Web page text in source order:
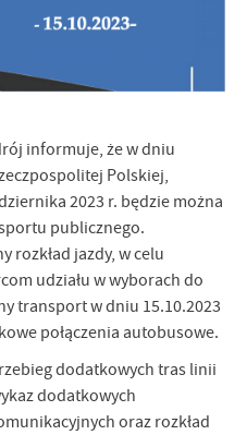
informuje, że w dniu
Polskiej,
2023 r. będzie można
publicznego.
rozkład jazdy, w celu
udziału w wyborach do
transport w dniu 15.10.2023
połączenia autobusowe.
dodatkowych tras linii
dodatkowych
oraz rozkład